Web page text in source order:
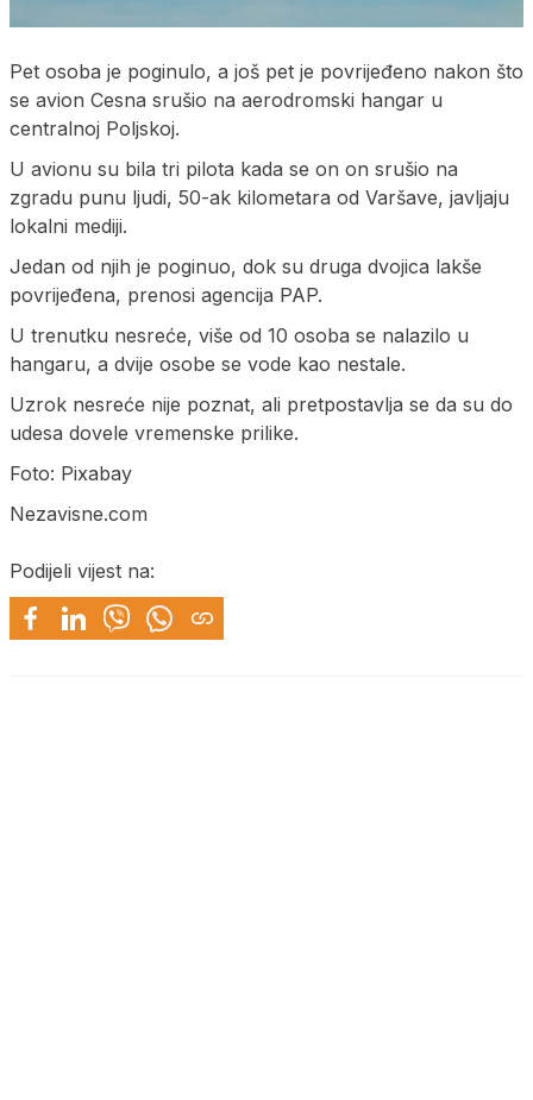
Pet osoba je poginulo, a još pet je povrijeđeno nakon što
se avion Cesna srušio na aerodromski hangar u
centralnoj Poljskoj.
U avionu su bila tri pilota kada se on on srušio na
zgradu punu ljudi, 50-ak kilometara od Varšave, javljaju
lokalni mediji.
Jedan od njih je poginuo, dok su druga dvojica lakše
povrijeđena, prenosi agencija PAP.
U trenutku nesreće, više od 10 osoba se nalazilo u
hangaru, a dvije osobe se vode kao nestale.
Uzrok nesreće nije poznat, ali pretpostavlja se da su do
udesa dovele vremenske prilike.
Foto: Pixabay
Nezavisne.com
Podijeli vijest na: